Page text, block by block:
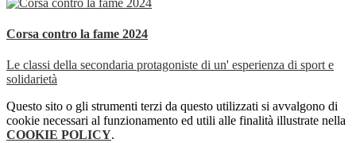
Corsa contro la fame 2024
Le classi della secondaria protagoniste di un' esperienza di sport e
solidarietà
Questo sito o gli strumenti terzi da questo utilizzati si avvalgono di
cookie necessari al funzionamento ed utili alle finalità illustrate nella
COOKIE POLICY.